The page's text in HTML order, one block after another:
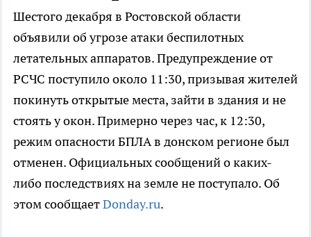
Шестого декабря в Ростовской области
объявили об угрозе атаки беспилотных
летательных аппаратов. Предупреждение от
РСЧС поступило около 11:30, призывая жителей
покинуть открытые места, зайти в здания и не
стоять у окон. Примерно через час, к 12:30,
режим опасности БПЛА в донском регионе был
отменен. Официальных сообщений о каких-
либо последствиях на земле не поступало. Об
этом сообщаетDonday.ru.